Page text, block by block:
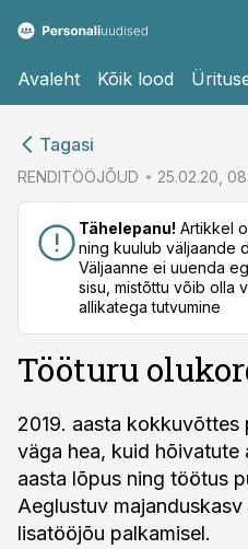
Avaleht Kõik lood
Tagasi
RENDITÖÖJÕUD 25.02.20,
Tähelepanu! Artikkel
ning kuulub väljaande
Väljaanne ei uuenda
sisu, mistõttu võib olla
allikatega tutvumine
Tööturu
2019. aasta
väga hea, kuid hõivatute
aasta lõpus ning töötus
Aeglustuv
lisatööjõu palkamisel.